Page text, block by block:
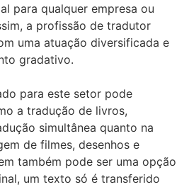
para qualquer empresa ou
a profissão de tradutor
uma atuação diversificada e
gradativo.
para este setor pode
a tradução de livros,
simultânea quanto na
de filmes, desenhos e
também pode ser uma opção
um texto só é transferido